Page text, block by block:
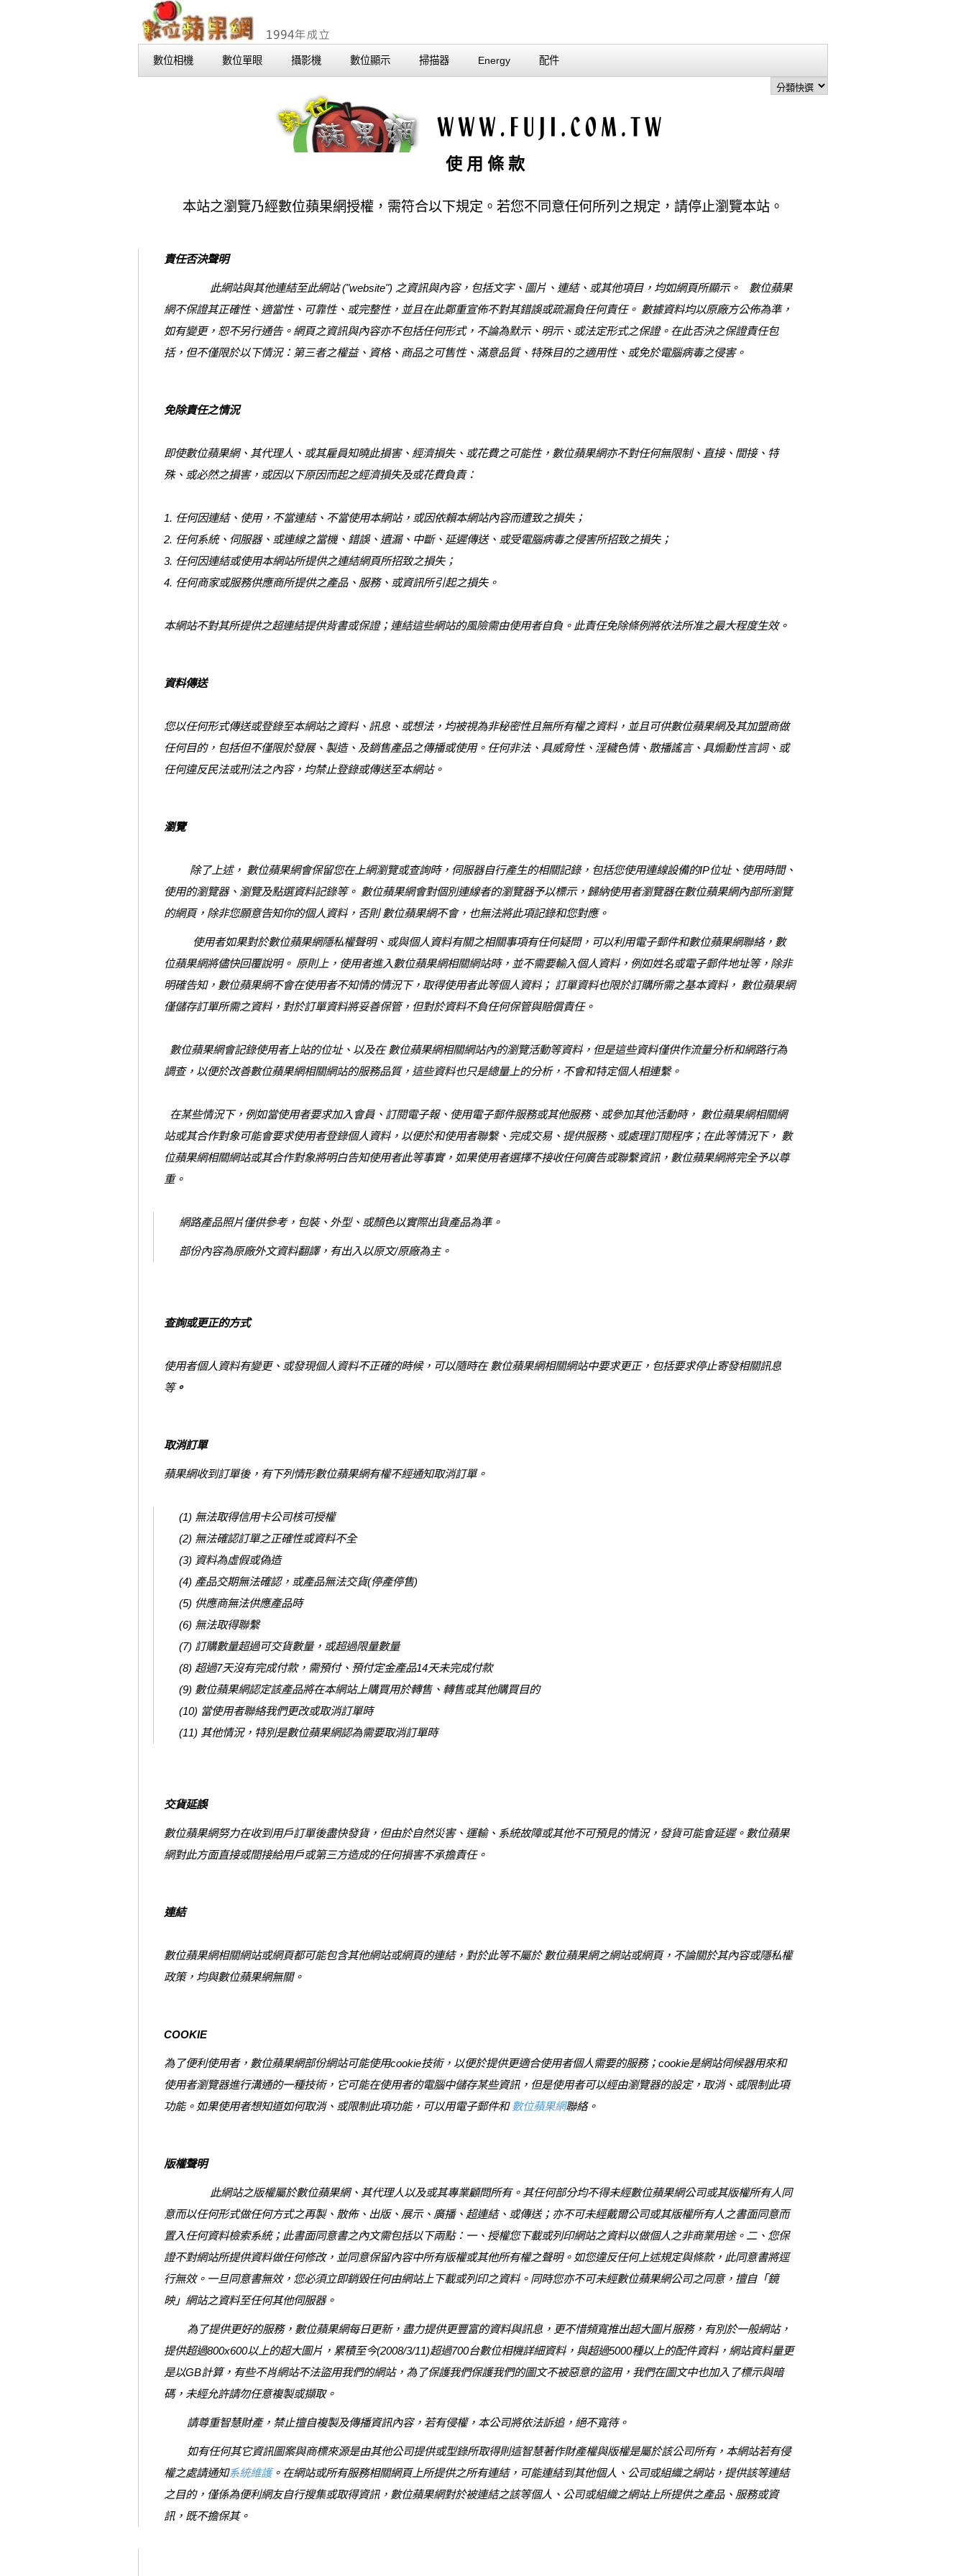
數位相機 數位單眼 攝影機 數位顯示 掃描器 Energy 配件
使 用 條 款
本站之瀏覽乃經數位蘋果網授權，需符合以下規定。若您不同意任何所列之規定，請停止瀏覽本站。
責任否決聲明
此網站與其他連結至此網站 ("website") 之資訊與內容，包括文字、圖片、連結、或其他項目，均如網頁所顯示。 數位蘋果
網不保證其正確性、適當性、可靠性、或完整性，並且在此鄭重宣佈不對其錯誤或疏漏負任何責任。 數據資料均以原廠方公佈為準，
如有變更，恕不另行通告。網頁之資訊與內容亦不包括任何形式，不論為默示、明示、或法定形式之保證。在此否決之保證責任包
括，但不僅限於以下情況：第三者之權益、資格、商品之可售性、滿意品質、特殊目的之適用性、或免於電腦病毒之侵害。
免除責任之情況
即使數位蘋果網、其代理人、或其雇員知曉此損害、經濟損失、或花費之可能性，數位蘋果網亦不對任何無限制、直接、間接、特
殊、或必然之損害，或因以下原因而起之經濟損失及或花費負責：
1. 任何因連結、使用，不當連結、不當使用本網站，或因依賴本網站內容而遭致之損失；
2. 任何系統、伺服器、或連線之當機、錯誤、遺漏、中斷、延遲傳送、或受電腦病毒之侵害所招致之損失；
3. 任何因連結或使用本網站所提供之連結網頁所招致之損失；
4. 任何商家或服務供應商所提供之產品、服務、或資訊所引起之損失。
本網站不對其所提供之超連結提供背書或保證；連結這些網站的風險需由使用者自負。此責任免除條例將依法所准之最大程度生效。
資料傳送
您以任何形式傳送或登錄至本網站之資料、訊息、或想法，均被視為非秘密性且無所有權之資料，並且可供數位蘋果網及其加盟商做
任何目的，包括但不僅限於發展、製造、及銷售產品之傳播或使用。任何非法、具威脅性、淫穢色情、散播謠言、具煽動性言詞、或
任何違反民法或刑法之內容，均禁止登錄或傳送至本網站。
瀏覽
除了上述， 數位蘋果網會保留您在上網瀏覽或查詢時，伺服器自行產生的相關記錄，包括您使用連線設備的IP位址、使用時間、
使用的瀏覽器、瀏覽及點選資料記錄等。 數位蘋果網會對個別連線者的瀏覽器予以標示，歸納使用者瀏覽器在數位蘋果網內部所瀏覽
的網頁，除非您願意告知你的個人資料，否則 數位蘋果網不會，也無法將此項記錄和您對應。
使用者如果對於數位蘋果網隱私權聲明、或與個人資料有關之相關事項有任何疑問，可以利用電子郵件和數位蘋果網聯絡，數
位蘋果網將儘快回覆說明。 原則上，使用者進入數位蘋果網相關網站時，並不需要輸入個人資料，例如姓名或電子郵件地址等，除非
明確告知，數位蘋果網不會在使用者不知情的情況下，取得使用者此等個人資料； 訂單資料也限於訂購所需之基本資料， 數位蘋果網
僅儲存訂單所需之資料，對於訂單資料將妥善保管，但對於資料不負任何保管與賠償責任。
數位蘋果網會記錄使用者上站的位址、以及在 數位蘋果網相關網站內的瀏覽活動等資料，但是這些資料僅供作流量分析和網路行為
調查，以便於改善數位蘋果網相關網站的服務品質，這些資料也只是總量上的分析，不會和特定個人相連繫。
在某些情況下，例如當使用者要求加入會員、訂閱電子報、使用電子郵件服務或其他服務、或參加其他活動時， 數位蘋果網相關網
站或其合作對象可能會要求使用者登錄個人資料，以便於和使用者聯繫、完成交易、提供服務、或處理訂閱程序；在此等情況下， 數
位蘋果網相關網站或其合作對象將明白告知使用者此等事實，如果使用者選擇不接收任何廣告或聯繫資訊，數位蘋果網將完全予以尊
重。
網路產品照片僅供參考，包裝、外型、或顏色以實際出貨產品為準。
部份內容為原廠外文資料翻譯，有出入以原文/原廠為主。
查詢或更正的方式
使用者個人資料有變更、或發現個人資料不正確的時候，可以隨時在 數位蘋果網相關網站中要求更正，包括要求停止寄發相關訊息
等。
取消訂單
蘋果網收到訂單後，有下列情形數位蘋果網有權不經通知取消訂單。
(1) 無法取得信用卡公司核可授權
(2) 無法確認訂單之正確性或資料不全
(3) 資料為虛假或偽造
(4) 產品交期無法確認，或產品無法交貨(停產停售)
(5) 供應商無法供應產品時
(6) 無法取得聯繫
(7) 訂購數量超過可交貨數量，或超過限量數量
(8) 超過7天沒有完成付款，需預付、預付定金產品14天未完成付款
(9) 數位蘋果網認定該產品將在本網站上購買用於轉售、轉售或其他購買目的
(10) 當使用者聯絡我們更改或取消訂單時
(11) 其他情況，特別是數位蘋果網認為需要取消訂單時
交貨延誤
數位蘋果網努力在收到用戶訂單後盡快發貨，但由於自然災害、運輸、系統故障或其他不可預見的情況，發貨可能會延遲。數位蘋果
網對此方面直接或間接給用戶或第三方造成的任何損害不承擔責任。
連結
數位蘋果網相關網站或網頁都可能包含其他網站或網頁的連結，對於此等不屬於 數位蘋果網之網站或網頁，不論關於其內容或隱私權
政策，均與數位蘋果網無關。
COOKIE
為了便利使用者，數位蘋果網部份網站可能使用cookie技術，以便於提供更適合使用者個人需要的服務；cookie是網站伺候器用來和
使用者瀏覽器進行溝通的一種技術，它可能在使用者的電腦中儲存某些資訊，但是使用者可以經由瀏覽器的設定，取消、或限制此項
功能。如果使用者想知道如何取消、或限制此項功能，可以用電子郵件和數位蘋果網聯絡。
版權聲明
此網站之版權屬於數位蘋果網、其代理人以及或其專業顧問所有。其任何部分均不得未經數位蘋果網公司或其版權所有人同
意而以任何形式做任何方式之再製、散佈、出版、展示、廣播、超連結、或傳送；亦不可未經戴爾公司或其版權所有人之書面同意而
置入任何資料檢索系統；此書面同意書之內文需包括以下兩點：一、授權您下載或列印網站之資料以做個人之非商業用途。二、您保
證不對網站所提供資料做任何修改，並同意保留內容中所有版權或其他所有權之聲明。如您違反任何上述規定與條款，此同意書將逕
行無效。一旦同意書無效，您必須立即銷毀任何由網站上下載或列印之資料。同時您亦不可未經數位蘋果網公司之同意，擅自「鏡
映」網站之資料至任何其他伺服器。
為了提供更好的服務，數位蘋果網每日更新，盡力提供更豐富的資料與訊息，更不惜頻寬推出超大圖片服務，有別於一般網站，
提供超過800x600以上的超大圖片，累積至今(2008/3/11)超過700台數位相機詳細資料，與超過5000種以上的配件資料，網站資料量更
是以GB計算，有些不肖網站不法盜用我們的網站，為了保護我們保護我們的圖文不被惡意的盜用，我們在圖文中也加入了標示與暗
碼，未經允許請勿任意複製或擷取。
請尊重智慧財產，禁止擅自複製及傳播資訊內容，若有侵權，本公司將依法訴追，絕不寬待。
如有任何其它資訊圖案與商標來源是由其他公司提供或型錄所取得則這智慧著作財產權與版權是屬於該公司所有，本網站若有侵
權之處請通知系統維護。在網站或所有服務相關網頁上所提供之所有連結，可能連結到其他個人、公司或組織之網站，提供該等連結
之目的，僅係為便利網友自行搜集或取得資訊，數位蘋果網對於被連結之該等個人、公司或組織之網站上所提供之產品、服務或資
訊，既不擔保其。